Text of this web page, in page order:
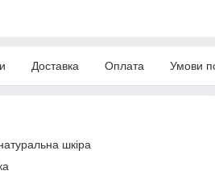
Доставка Оплата Умови
шкіра